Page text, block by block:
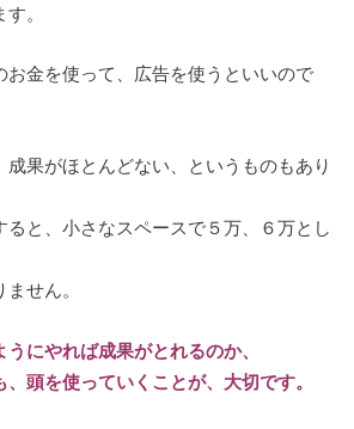
。
お金を使って、広告を使うといいので
成果がほとんどない、というものもあり
ると、小さなスペースで５万、６万とし
せん。
にやれば成果がとれるのか、
頭を使っていくことが、大切です。